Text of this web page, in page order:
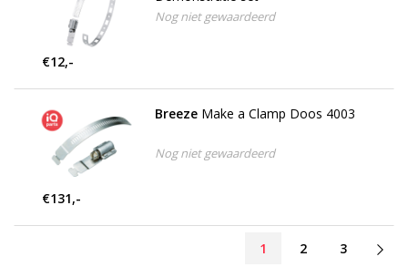
Nog niet gewaardeerd
€12,-
Breeze Make a Clamp Doos 4003
Nog niet gewaardeerd
€131,-
1 2 3